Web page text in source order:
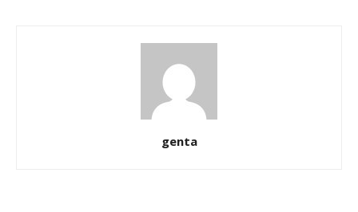
genta